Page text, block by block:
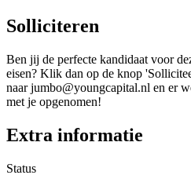
Solliciteren
Ben jij de perfecte kandidaat voor
eisen? Klik dan op de knop
naar jumbo@youngcapital.nl en er
met je opgenomen!
Extra informatie
Status